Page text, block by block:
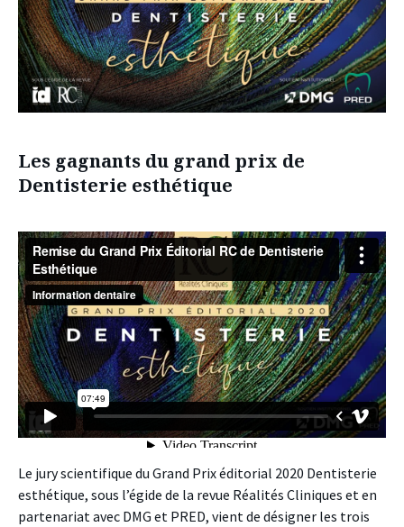
Les gagnants du grand prix de
Dentisterie esthétique
Le jury scientifique du Grand Prix éditorial 2020 Dentisterie
esthétique, sous l’égide de la revue Réalités Cliniques et en
partenariat avec DMG et PRED, vient de désigner les trois